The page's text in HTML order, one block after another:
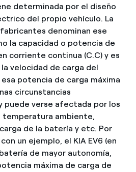
determinada por el diseño
del propio vehículo. La
denominan ese
la capacidad o potencia de
corriente continua (C.C) y es
velocidad de carga del
esa potencia de carga máxima
circunstancias
puede verse afectada por los
ambiente,
de la batería y etc. Por
un ejemplo, el KIA EV6 (en
de mayor autonomía,
máxima de carga de